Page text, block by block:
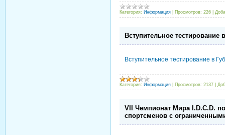
Категория: Информация Просмотров: 226
Вступительное тестирование
Вступительное тестирование в
Категория: Информация Просмотров: 2137
VII Чемпионат Мира I.D.C.D.
спортсменов с